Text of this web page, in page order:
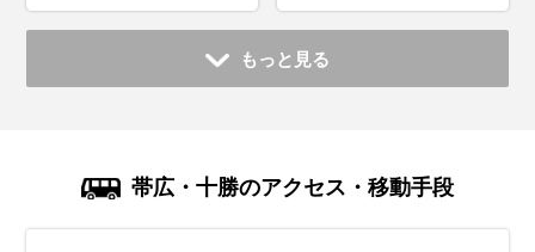
もっと見る
帯広・十勝のアクセス・移動手段